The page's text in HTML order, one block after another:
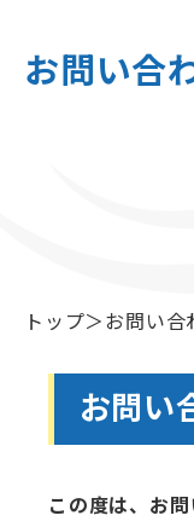
お問い合
トップ＞ お問い合
お問い
この度は、お